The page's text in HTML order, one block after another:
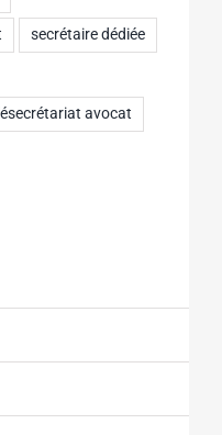
secrétaire dédiée
avocat